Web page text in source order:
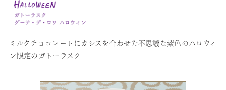
ミルクチョコレートにカシスを合わせた不思議な紫色のハロウィ
ン限定のガトーラスク